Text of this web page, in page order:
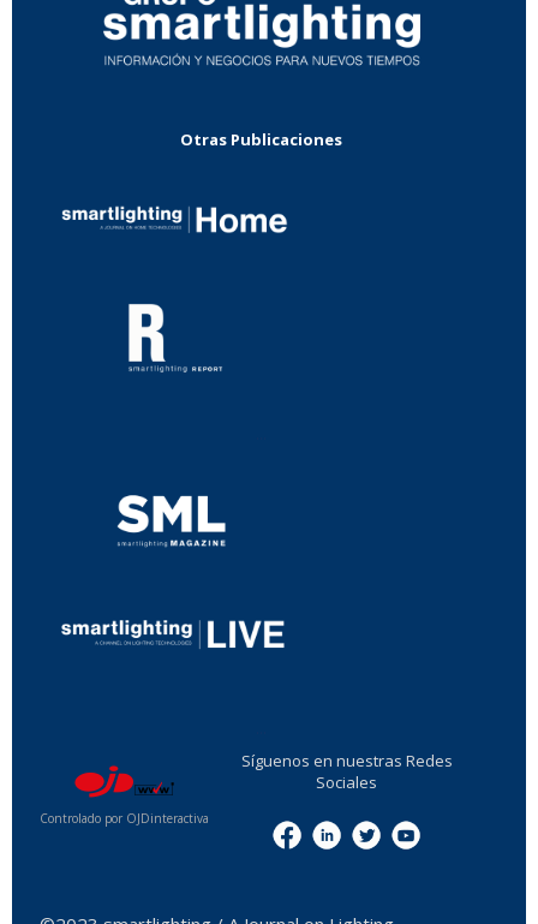
Otras Publicaciones
Controlado por OJDinteractiva
Síguenos en nuestras Redes
Sociales